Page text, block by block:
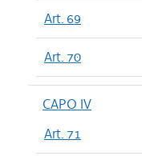
Art. 69
Art. 70
CAPO IV
Art. 71